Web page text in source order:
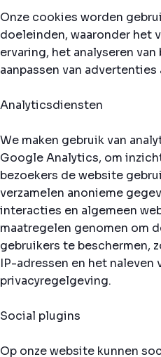
Onze cookies worden
doeleinden, waaronder het
ervaring, het analyseren
aanpassen van
Analyticsdiensten
We maken gebruik van
Google Analytics, om
bezoekers de website
verzamelen anonieme
interacties en algemeen
maatregelen genomen om
gebruikers te beschermen,
IP-adressen en het naleven
privacyregelgeving.
Social plugins
Op onze website kunnen